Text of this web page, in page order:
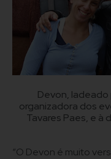
Devon, ladeado
organizadora dos
Tavares Paes, e à
“O Devon é muito